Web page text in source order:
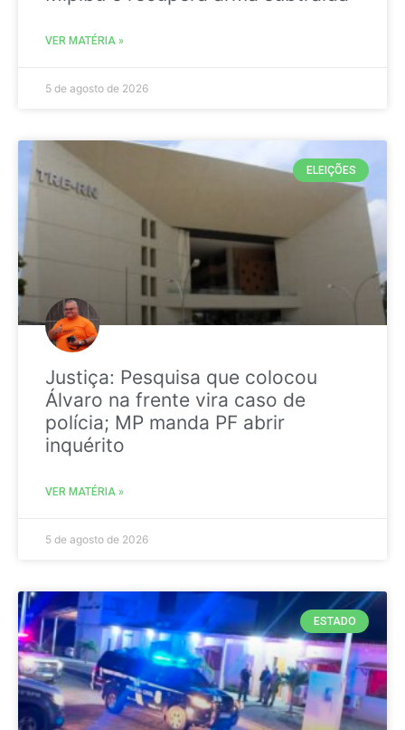
VER MATÉRIA »
5 de agosto de 2026
ELEIÇÕES
Justiça: Pesquisa que colocou
Álvaro na frente vira caso de
polícia; MP manda PF abrir
inquérito
VER MATÉRIA »
5 de agosto de 2026
ESTADO